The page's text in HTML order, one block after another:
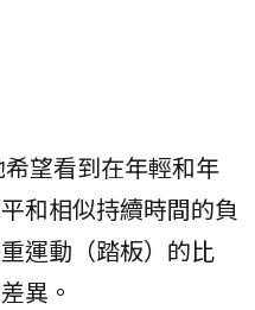
望看到在年輕和年
和相似持續時間的負
運動（踏板）的比
異。